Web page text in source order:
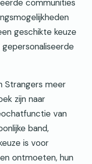
communities
geschikte keuze
Strangers meer
zijn naar
van
band,
is voor
ontmoeten, hun